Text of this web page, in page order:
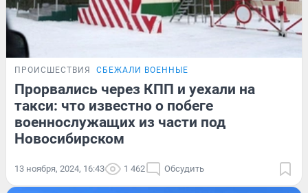
ПРОИСШЕСТВИЯ СБЕЖАЛИ ВОЕННЫЕ
Прорвались через КПП и уехали на
такси: что известно о побеге
военнослужащих из части под
Новосибирском
13 ноября, 2024, 16:43 1 462 Обсудить